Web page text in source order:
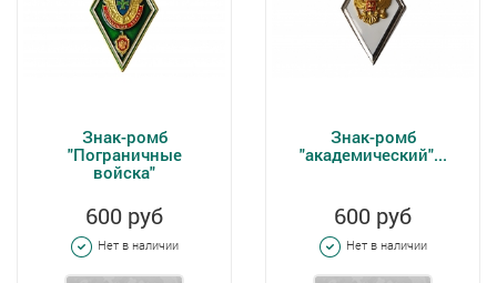
Знак-ромб
"Пограничные
войска"
600 руб
Нет в наличии
Знак-ромб
"академический"...
600 руб
Нет в наличии